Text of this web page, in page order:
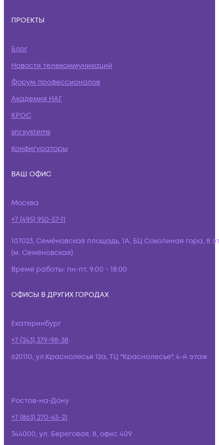
ПРОЕКТЫ
Блог
Новости телекоммуникаций
Форум профессионалов
Академия НАГ
КРОС
snr.systems
Конфигураторы
ВАШ ОФИС
Москва
+7 (495) 950-57-11
107023, Семёновская площадь, 1А, БЦ Соколиная гора, 8
(м. Семёновская)
Время работы: пн-пт, 9:00 - 18:00
ОФИСЫ В ДРУГИХ ГОРОДАХ
Екатеринбург
+7 (343) 379-98-38
620110, ул.Краснолесья 12а, ТЦ "Краснолесье", 4-й этаж
Ростов-на-Дону
+7 (863) 270-45-21
344000, ул. Береговая, 8, офис 409